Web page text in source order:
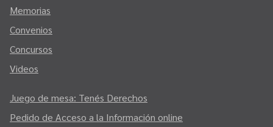
Memorias
Convenios
Concursos
Videos
Juego de mesa: Tenés Derechos
Pedido de Acceso a la Información online